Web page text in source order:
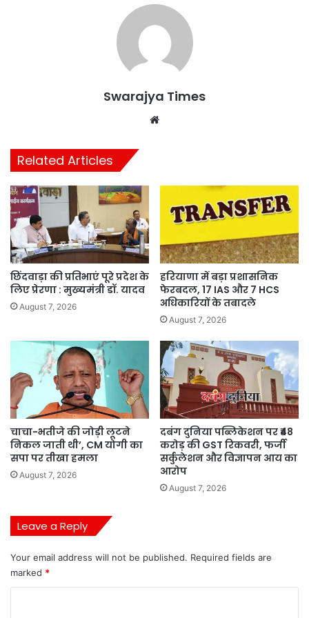
Swarajya Times
Related Articles
छिंदवाड़ा की प्रतिभाएं पूरे प्रदेश के
लिए प्रेरणा : मुख्यमंत्री डॉ. यादव
August 7, 2026
हरियाणा में बड़ा प्रशासनिक
फेरबदल, 17 IAS और 7 HCS
अधिकारियों के तबादले
August 7, 2026
चाचा-भतीजे की जोड़ी लूटने
निकल जाती थी’, CM योगी का
सपा पर तीखा हमला
August 7, 2026
दबंग दुनिया पब्लिकेशन पर ₹48
करोड़ की GST रिकवरी, फर्जी
सर्कुलेशन और विज्ञापन आय का
आरोप
August 7, 2026
Leave a Reply
Your email address will not be published. Required fields are
marked *